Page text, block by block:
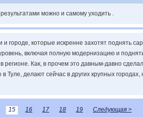
можно и самому уходить .
городе, которые искренне захотят поднять
включая полную модернизацию и
регионе. Как, в прочем это давным-давно
Туле, делают сейчас в других крупных
15 16 17 18 19
Следующая >